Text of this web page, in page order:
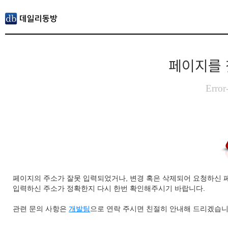
페이지를
페이지의 주소가 잘못 입력되었거나, 변경 혹은 삭제되어 요청하신
입력하신 주소가 정확한지 다시 한번 확인해주시기 바랍니다.
관련 문의 사항은 개발팀 으로 연락 주시면 친절히 안내해 드리겠습